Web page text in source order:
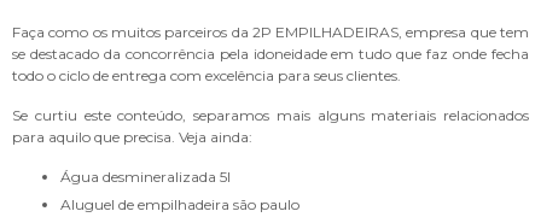
Faça como os muitos parceiros da 2P EMPILHADEIRAS, empresa que tem
se destacado da concorrência pela idoneidade em tudo que faz onde fecha
todo o ciclo de entrega com excelência para seus clientes.
Se curtiu este conteúdo, separamos mais alguns materiais relacionados
para aquilo que precisa. Veja ainda:
água desmineralizada 5l
aluguel de empilhadeira são paulo